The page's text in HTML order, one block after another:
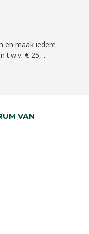
en maak iedere
t.w.v. € 25,-.
VAN